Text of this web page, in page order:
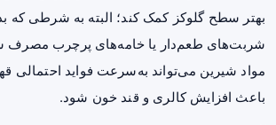
بهتر سطح گلوکز کمک کند؛ البته به شرطی که
شربت‌های طعم‌دار یا خامه‌های پرچرب مصرف
مواد شیرین می‌تواند به‌سرعت فواید احتمالی
باعث افزایش کالری و قند خون شود.